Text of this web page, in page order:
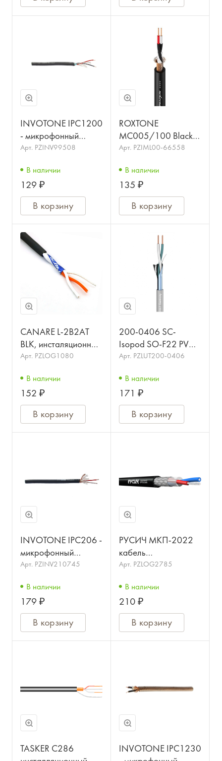
INVOTONE IPC1200
- микрофонный
кабель, диаметр - 6
Арт. PZINV99508
В наличии
129 ₽
В корзину
ROXTONE
MC005/100 Black
Симметричный
из бескислородной
меди в
катушке(100м), 100
Арт. PZIML00-66558
В наличии
135 ₽
В корзину
CANARE L-2B2AT
BLK, инсталяционный
симметричный
кабель, диаметр 3.2
мм, цвет черный
Арт. PZLOG1080
В наличии
152 ₽
В корзину
200-0406 SC-
Isopod SO-F22 PVC
Кабель
Sommer Cable
Арт. PZLUT200-0406
В наличии
171 ₽
В корзину
INVOTONE IPC206 -
микрофонный
кабель, 2x0.22мм2,
Арт. PZINV210745
В наличии
179 ₽
В корзину
РУСИЧ МКП-2022
кабель
микрофонный,
студийный,
эластичный, 2х0.22
мм2
Арт. PZLOG2785
В наличии
210 ₽
В корзину
TASKER C286
INVOTONE IPC1230